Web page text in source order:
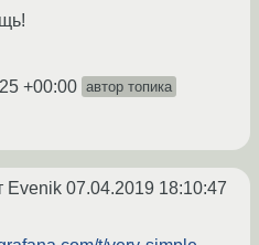
+00:00 автор топика
Evenik 07.04.2019 18:10:47